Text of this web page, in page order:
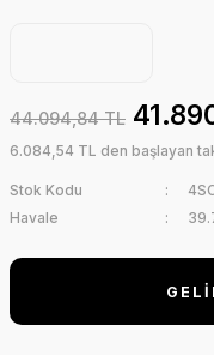
44.094,84 TL
6.084,54 TL den başlayan
Stok Kodu
Havale